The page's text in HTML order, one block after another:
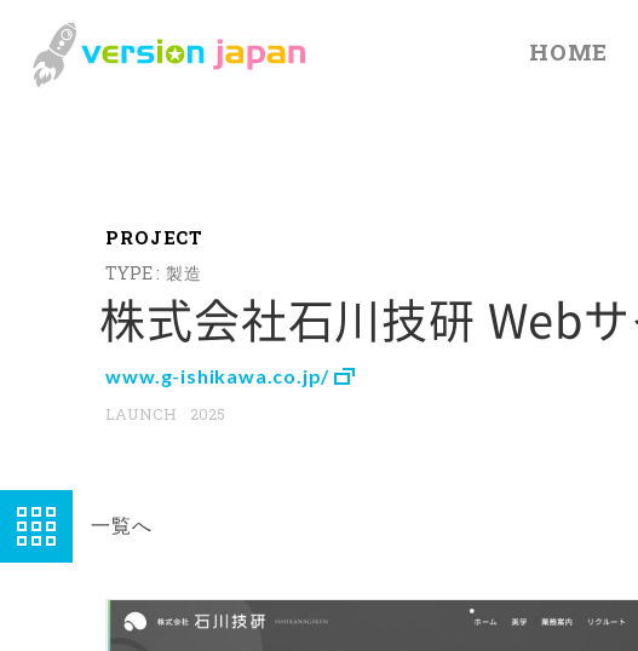
HOME
PROJECT
製造
株式会社石川技研 Web
www.g-ishikawa.co.jp/
2025
一覧へ